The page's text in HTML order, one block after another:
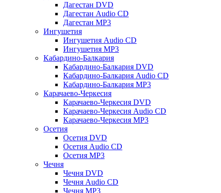
Дагестан DVD
Дагестан Audio CD
Дагестан MP3
Ингушетия
Ингушетия Audio CD
Ингушетия MP3
Кабардино-Балкария
Кабардино-Балкария DVD
Кабардино-Балкария Audio CD
Кабардино-Балкария MP3
Карачаево-Черкесия
Карачаево-Черкесия DVD
Карачаево-Черкесия Audio CD
Карачаево-Черкесия MP3
Осетия
Осетия DVD
Осетия Audio CD
Осетия MP3
Чечня
Чечня DVD
Чечня Audio CD
Чечня MP3